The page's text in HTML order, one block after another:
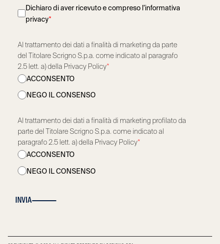
Dichiaro di aver ricevuto e compreso l’informativa
privacy*
Al trattamento dei dati a finalità di marketing da parte
del Titolare Scrigno S.p.a. come indicato al paragrafo
2.5 lett. a) della Privacy Policy*
ACCONSENTO
NEGO IL CONSENSO
Al trattamento dei dati a finalità di marketing profilato da
parte del Titolare Scrigno S.p.a. come indicato al
paragrafo 2.5 lett. a) della Privacy Policy*
ACCONSENTO
NEGO IL CONSENSO
INVIA